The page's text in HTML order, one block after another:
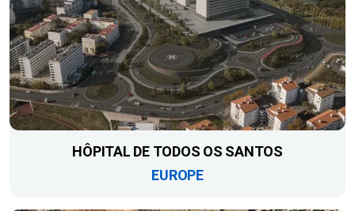
HÔPITAL DE TODOS OS SANTOS
EUROPE